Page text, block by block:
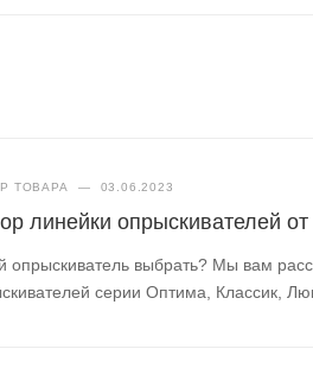
ТОВАРА — 03.06.2023
линейки опрыскивателей
опрыскиватель выбрать? Мы вам
серии Оптима, Классик,